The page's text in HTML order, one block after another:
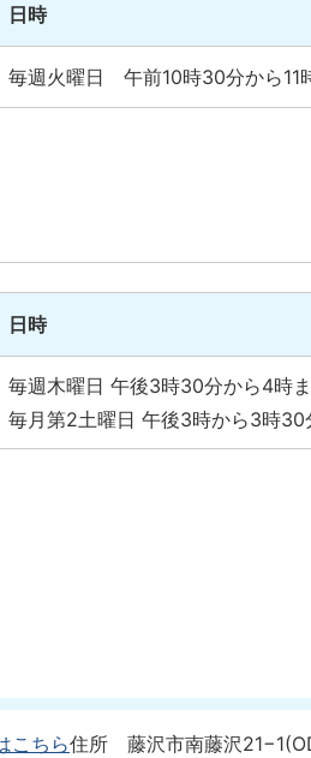
日時
毎週火曜日 午前10時30分から11
日時
毎週木曜日 午後3時30分から4時
毎月第2土曜日 午後3時から3時30
こちら住所 藤沢市南藤沢